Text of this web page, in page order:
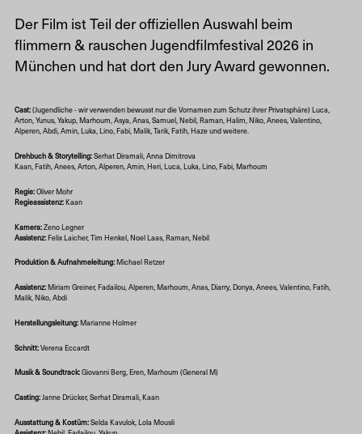
Schnitt
Previous screen
Der Film ist Teil der offiziellen Auswahl beim
flimmern & rauschen Jugendfilmfestival 2026 in
München und hat dort den Jury Award gewonnen.
Cast:(Jugendliche - wir verwenden bewusst nur die Vornamen zum Schutz ihrer Privatsphäre) Luca,
Arton, Yunus, Yakup, Marhoum, Asya, Anas, Samuel, Nebil, Raman, Halim, Niko, Anees, Valentino,
Alperen, Abdi, Amin, Luka, Lino, Fabi, Malik, Tarik, Fatih, Haze und weitere.
Drehbuch & Storytelling:Serhat Diramali, Anna Dimitrova
Kaan, Fatih, Anees, Arton, Alperen, Amin, Heri, Luca, Luka, Lino, Fabi, Marhoum
Regie:Oliver Mohr
Regieassistenz:Kaan
Kamera:Zeno Legner
Assistenz:Felix Laicher, Tim Henkel, Noel Laas, Raman, Nebil
Produktion & Aufnahmeleitung:Michael Retzer
Assistenz:Miriam Greiner, Fadailou, Alperen, Marhoum, Anas, Diarry, Donya, Anees, Valentino, Fatih,
Malik, Niko, Abdi
Herstellungsleitung:Marianne Holmer
Schnitt:Verena Eccardt
Musik & Soundtrack:Giovanni Berg, Eren, Marhoum (General M)
Casting:Janne Drücker, Serhat Diramali, Kaan
Ausstattung & Kostüm:Selda Kavulok, Lola Mousli